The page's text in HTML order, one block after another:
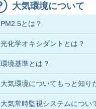
大気環境について
PM2.5とは？
光化学オキシダントとは？
環境基準とは？
大気環境についてもっと知り
大気常時監視システムについ